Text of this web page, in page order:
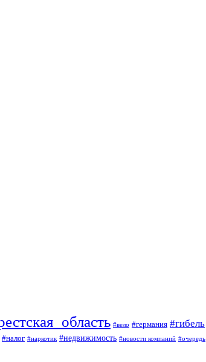
#вело #германия #гибель
#налог #наркотик #недвижимость #новости компаний #очередь